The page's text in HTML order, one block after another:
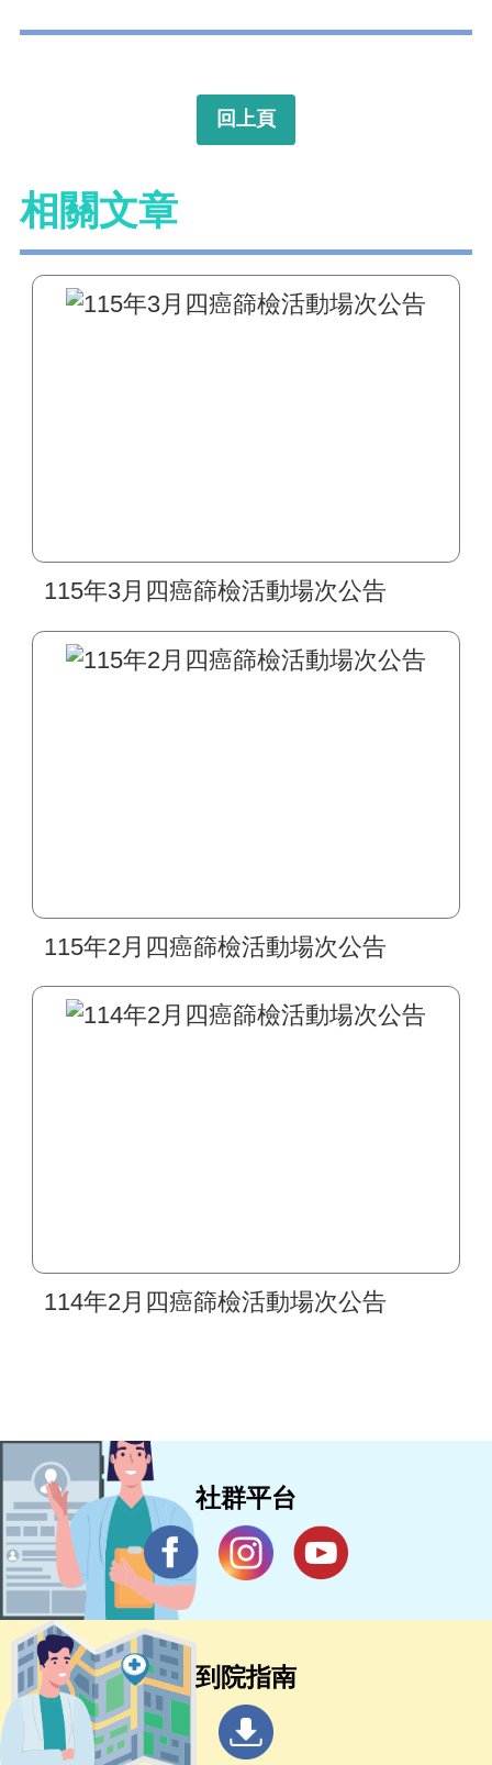
回上頁
相關文章
115年3月四癌篩檢活動場次公告
115年2月四癌篩檢活動場次公告
114年2月四癌篩檢活動場次公告
社群平台
到院指南